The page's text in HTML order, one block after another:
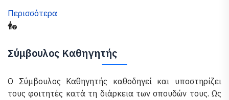
Περισσότερα
Σύμβουλος Καθηγητής
Ο Σύμβουλος Καθηγητής καθοδηγεί και υποστηρίζει
τους φοιτητές κατά τη διάρκεια των σπουδών τους. Ως